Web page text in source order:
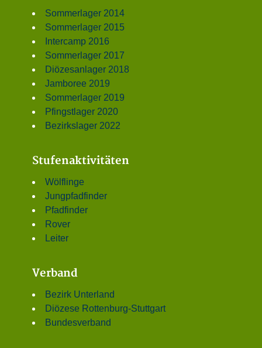
Sommerlager 2014
Sommerlager 2015
Intercamp 2016
Sommerlager 2017
Diözesanlager 2018
Jamboree 2019
Sommerlager 2019
Pfingstlager 2020
Bezirkslager 2022
Stufenaktivitäten
Wölflinge
Jungpfadfinder
Pfadfinder
Rover
Leiter
Verband
Bezirk Unterland
Diözese Rottenburg-Stuttgart
Bundesverband